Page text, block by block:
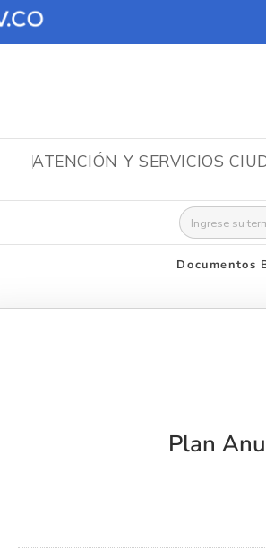
ATENCIÓN Y SERVICIOS
Buscar:
Documentos
Plan